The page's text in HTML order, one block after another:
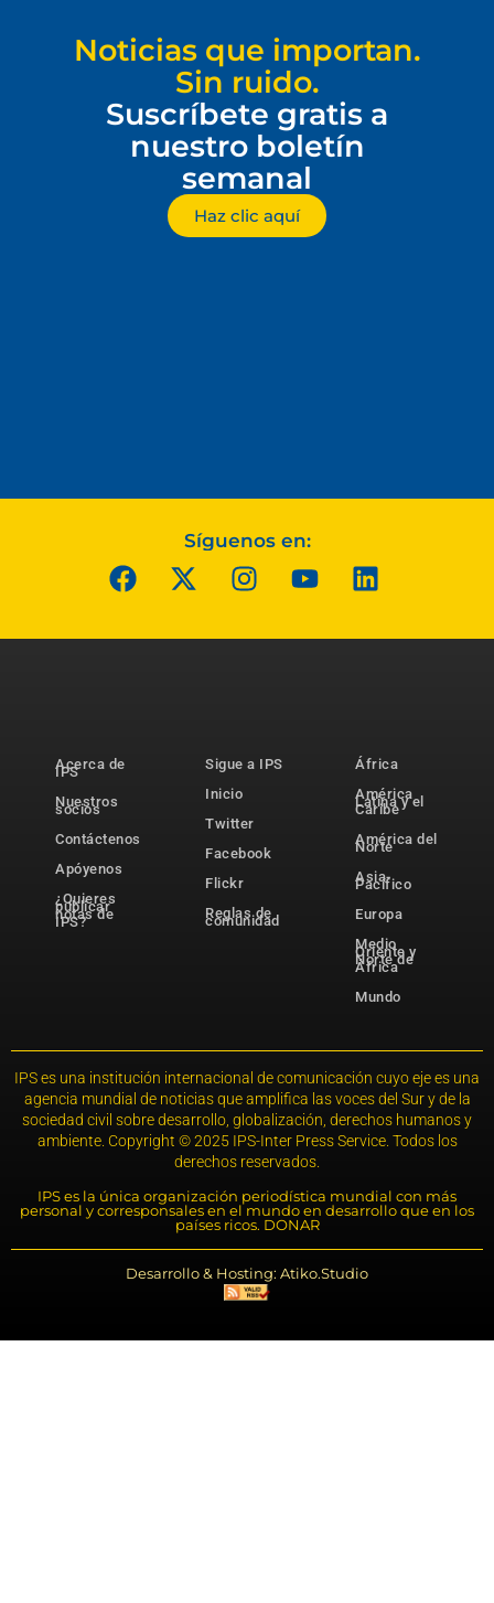
Noticias que importan.
Sin ruido.
Suscríbete gratis a
nuestro boletín
semanal
Haz clic aquí
Síguenos en:
Acerca de
IPS
Nuestros
socios
Contáctenos
Apóyenos
¿Quieres
publicar
notas de
IPS?
Sigue a IPS
Inicio
Twitter
Facebook
Flickr
Reglas de
comunidad
África
América
Latina y el
Caribe
América del
Norte
Asia-
Pacífico
Europa
Medio
Oriente y
Norte de
África
Mundo
IPS es una institución internacional de comunicación cuyo eje es una
agencia mundial de noticias que amplifica las voces del Sur y de la
sociedad civil sobre desarrollo, globalización, derechos humanos y
ambiente. Copyright © 2025 IPS-Inter Press Service. Todos los
derechos reservados.
IPS es la única organización periodística mundial con más
personal y corresponsales en el mundo en desarrollo que en los
países ricos. DONAR
Desarrollo & Hosting: Atiko.Studio